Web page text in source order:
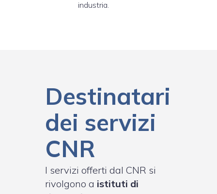
industria.
Destinatari
dei servizi
CNR
I servizi offerti dal CNR si
rivolgono a istituti di